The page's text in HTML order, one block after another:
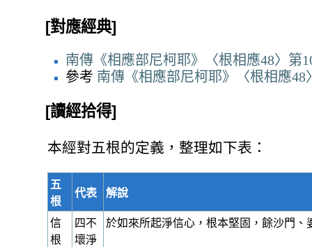
[對應經典]
南傳《相應部尼柯耶》〈根相應48〉第
參考 南傳《相應部尼柯耶》〈根相應48
[讀經拾得]
本經對五根的定義，整理如下表：
五
根
代表 解說
信
根
四不
壞淨
於如來所起淨信心，根本堅固，餘沙門